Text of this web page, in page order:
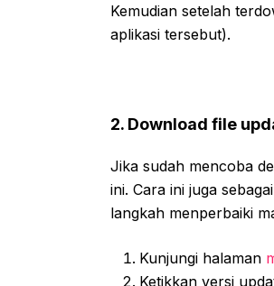
Kemudian setelah
aplikasi tersebut).
2. Download file
Jika sudah mencoba
ini. Cara ini juga
langkah menperbaiki
Kunjungi halaman
Ketikkan versi